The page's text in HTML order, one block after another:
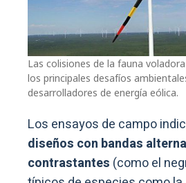
Las colisiones de la fauna
los principales desafíos
desarrolladores de energía eólica.
Los ensayos de campo
diseños con bandas
contrastantes (como el